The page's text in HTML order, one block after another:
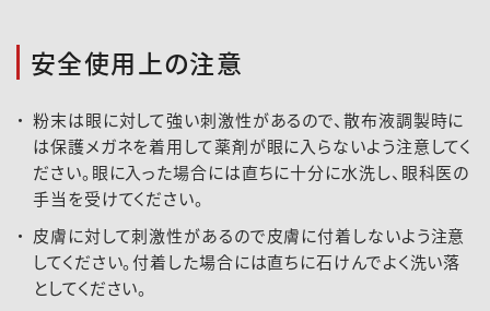
安全使用上の注意
粉末は眼に対して強い刺激性があるので、散布液調製時に
は保護メガネを着用して薬剤が眼に入らないよう注意してく
ださい。眼に入った場合には直ちに十分に水洗し、眼科医の
手当を受けてください。
皮膚に対して刺激性があるので皮膚に付着しないよう注意
してください。付着した場合には直ちに石けんでよく洗い落
としてください。